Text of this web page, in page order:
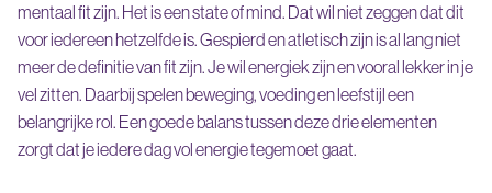
mentaal fit zijn. Het is een state of mind. Dat wil niet zeggen dat dit
voor iedereen hetzelfde is. Gespierd en atletisch zijn is al lang niet
meer de definitie van fit zijn. Je wil energiek zijn en vooral lekker in je
vel zitten. Daarbij spelen beweging, voeding en leefstijl een
belangrijke rol. Een goede balans tussen deze drie elementen
zorgt dat je iedere dag vol energie tegemoet gaat.